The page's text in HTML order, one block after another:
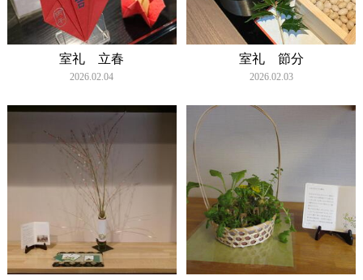
室礼 立春
2026.02.04
室礼 節分
2026.02.03